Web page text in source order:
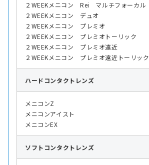
２WEEKメニコン Rei マルチフォーカル
２WEEKメニコン デュオ
２WEEKメニコン プレミオ
２WEEKメニコン プレミオトーリック
２WEEKメニコン プレミオ遠近
２WEEKメニコン プレミオ遠近トーリック
ハード コンタクトレンズ
メニコンZ
メニコンアイスト
メニコンEX
ソフト コンタクトレンズ